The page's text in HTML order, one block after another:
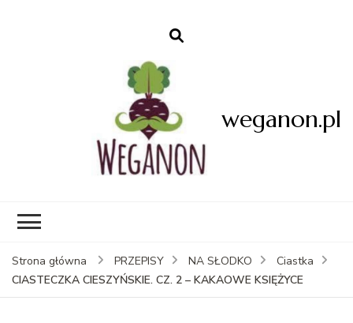
weganon.pl
Strona główna PRZEPISY NA SŁODKO
Ciastka
CIASTECZKA CIESZYŃSKIE. CZ. 2 – KAKAOWE KSIĘŻYCE